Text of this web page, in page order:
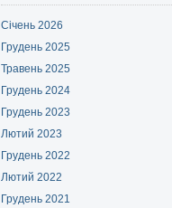
Січень 2026
Грудень 2025
Травень 2025
Грудень 2024
Грудень 2023
Лютий 2023
Грудень 2022
Лютий 2022
Грудень 2021